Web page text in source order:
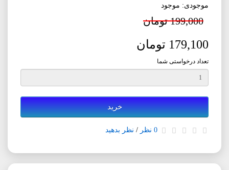
موجودی: موجود
199,000 تومان
179,100 تومان
تعداد درخواستی شما
خرید
0 نظر / نظر بدهید